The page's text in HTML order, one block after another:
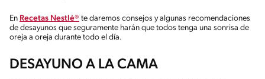
En Recetas Nestlé® te daremos consejos y algunas recomendaciones
de desayunos que seguramente harán que todos tenga una sonrisa de
oreja a oreja durante todo el día.
DESAYUNO A LA CAMA